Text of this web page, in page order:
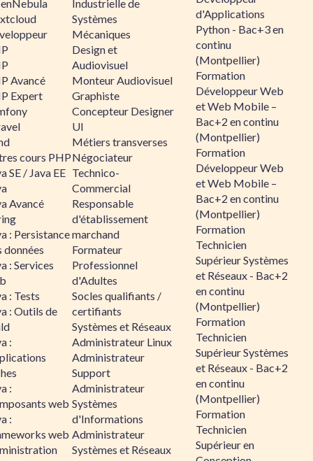
Avancé
Expert
cours PHP
SE / Java EE
Avancé
: Persistance
données
: Services
: Tests
: Outils de
:
:
web
:
web
Industrielle de
Systèmes
Mécaniques
Design et
Audiovisuel
Monteur Audiovisuel
Graphiste
Concepteur Designer
UI
Métiers transverses
Négociateur
Technico-
Commercial
Responsable
d'établissement
marchand
Formateur
Professionnel
d'Adultes
Socles qualifiants /
certifiants
Systèmes et Réseaux
Administrateur Linux
Administrateur
Support
Administrateur
Systèmes
d'Informations
Administrateur
Systèmes et Réseaux
d'Applications
Python - Bac+3 en
continu
(Montpellier)
Formation
Développeur Web
et Web Mobile –
Bac+2 en continu
(Montpellier)
Formation
Développeur Web
et Web Mobile –
Bac+2 en continu
(Montpellier)
Formation
Technicien
Supérieur Systèmes
et Réseaux - Bac+2
en continu
(Montpellier)
Formation
Technicien
Supérieur Systèmes
et Réseaux - Bac+2
en continu
(Montpellier)
Formation
Technicien
Supérieur en